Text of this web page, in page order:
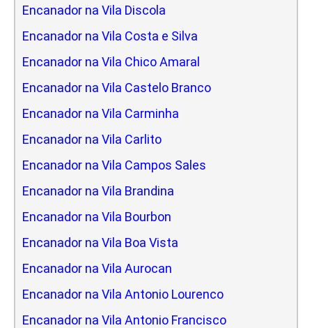
Encanador na Vila Discola
Encanador na Vila Costa e Silva
Encanador na Vila Chico Amaral
Encanador na Vila Castelo Branco
Encanador na Vila Carminha
Encanador na Vila Carlito
Encanador na Vila Campos Sales
Encanador na Vila Brandina
Encanador na Vila Bourbon
Encanador na Vila Boa Vista
Encanador na Vila Aurocan
Encanador na Vila Antonio Lourenco
Encanador na Vila Antonio Francisco